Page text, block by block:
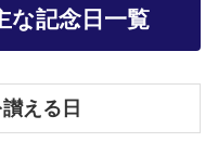
な記念日一覧
える日